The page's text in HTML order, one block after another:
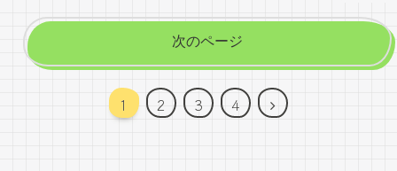
次のページ
1 2 3 4
次